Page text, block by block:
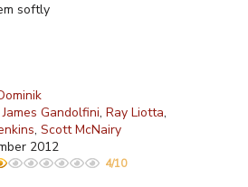
softly
James Gandolfini Ray Liotta
Scott McNairy
2012
4/10